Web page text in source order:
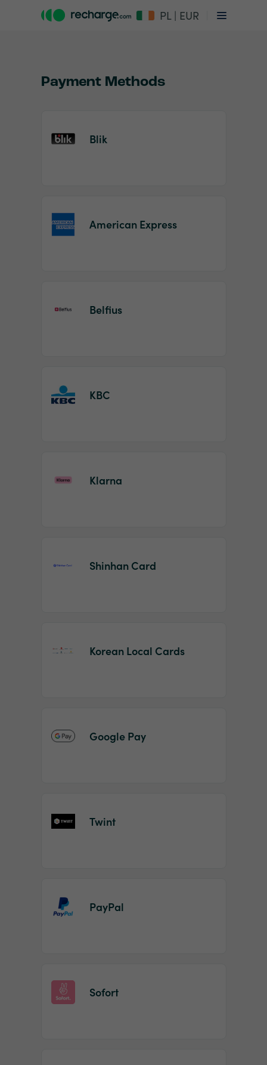
PL | EUR
Payment Methods
Blik
American Express
Belfius
KBC
Klarna
Shinhan Card
Korean Local Cards
Google Pay
Twint
PayPal
Sofort